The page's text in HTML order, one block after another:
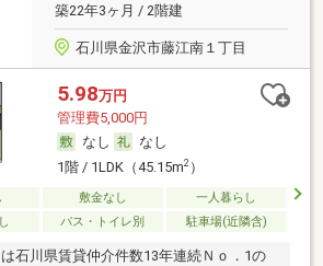
築22年3ヶ月 / 2階建
石川県金沢市藤江南１丁目
5.98万円
管理費5,000円
なし
なし
1階 / 1LDK（45.15m2）
敷金なし
一人暮らし
バス・トイレ別 駐車場(近隣含)
石川県賃貸仲介件数13年連続Ｎｏ．1の